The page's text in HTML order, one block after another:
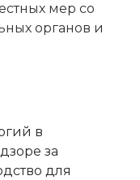
мер со
органов и
в
за
для